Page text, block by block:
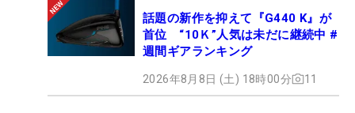
話題の新作を抑えて『G440 K』が
首位 “10Ｋ”人気は未だに継続中 #
週間ギアランキング
2026年8月8日 (土) 18時00分 11